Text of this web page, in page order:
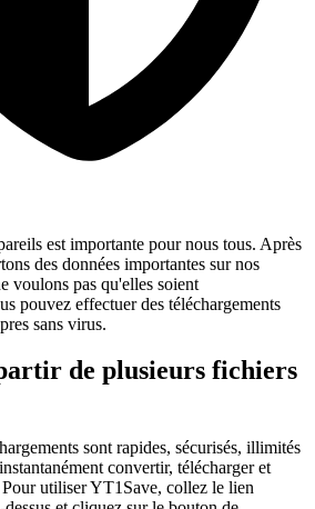
est importante pour nous tous. Après
des données importantes sur nos
voulons pas qu'elles soient
pouvez effectuer des téléchargements
sans virus.
de plusieurs fichiers
sont rapides, sécurisés, illimités
convertir, télécharger et
utiliser YT1Save, collez le lien